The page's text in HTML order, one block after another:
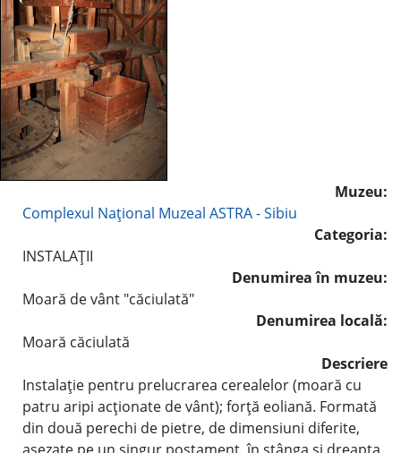
Muzeu:
Complexul Naţional Muzeal ASTRA - Sibiu
Categoria:
INSTALAŢII
Denumirea în muzeu:
Moară de vânt "căciulată"
Denumirea locală:
Moară căciulată
Descriere
Instalaţie pentru prelucrarea cerealelor (moară cu
patru aripi acţionate de vânt); forţă eoliană. Formată
din două perechi de pietre, de dimensiuni diferite,